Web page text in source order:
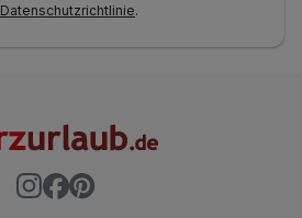
Datenschutzrichtlinie.